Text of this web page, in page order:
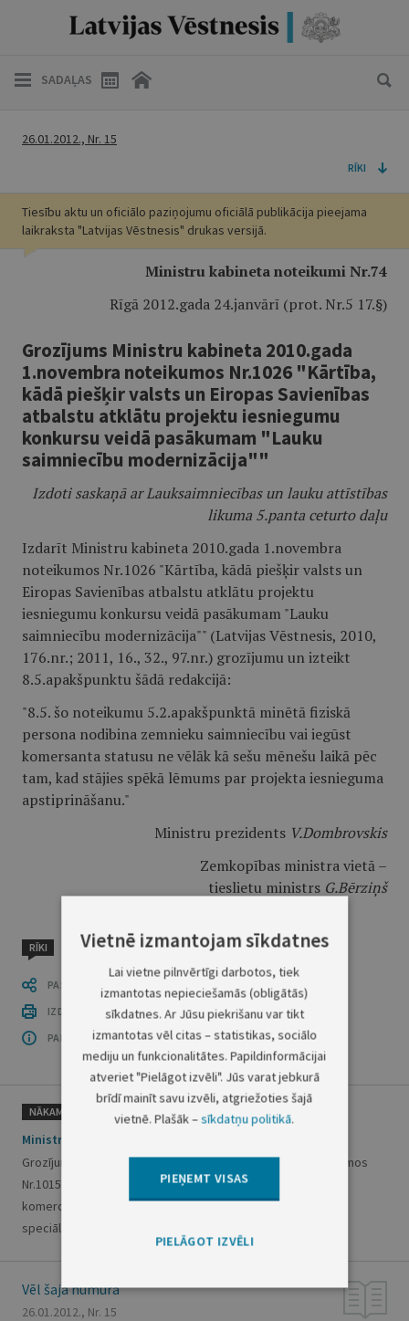
SADAĻAS
26.01.2012., Nr. 15
RĪKI
Tiesību aktu un oficiālo paziņojumu oficiālā publikācija pieejama
laikraksta "Latvijas Vēstnesis" drukas versijā.
Ministru kabineta noteikumi Nr.74
Rīgā 2012.gada 24.janvārī (prot. Nr.5 17.§)
Grozījums Ministru kabineta 2010.gada
1.novembra noteikumos Nr.1026 "Kārtība,
kādā piešķir valsts un Eiropas Savienības
atbalstu atklātu projektu iesniegumu
konkursu veidā pasākumam "Lauku
saimniecību modernizācija""
Izdoti saskaņā ar Lauksaimniecības un lauku attīstības
likuma 5.panta ceturto daļu
Izdarīt Ministru kabineta 2010.gada 1.novembra
noteikumos Nr.1026 "Kārtība, kādā piešķir valsts un
Eiropas Savienības atbalstu atklātu projektu
iesniegumu konkursu veidā pasākumam "Lauku
saimniecību modernizācija"" (Latvijas Vēstnesis, 2010,
176.nr.; 2011, 16., 32., 97.nr.) grozījumu un izteikt
8.5.apakšpunktu šādā redakcijā:
"8.5. šo noteikumu 5.2.apakšpunktā minētā fiziskā
persona nodibina zemnieku saimniecību vai iegūst
komersanta statusu ne vēlāk kā sešu mēnešu laikā pēc
tam, kad stājies spēkā lēmums par projekta iesnieguma
apstiprināšanu."
Ministru prezidents V.Dombrovskis
Zemkopības ministra vietā –
tieslietu ministrs G.Bērziņš
RĪKI
PASTĀSTI CITIEM
IZDRUKĀT PUBLIKĀCIJU
PAR OFICIĀLO IZDEVUMU
NĀKAMAIS
Ministru kabineta noteikumi Nr.75
Grozījumi Ministru kabineta 2009.gada 8.septembra noteikumos
Nr.1015 "Kārtība, kādā izsniedz speciālo atļauju (licenci)
komercdarbībai zvejniecībā, kā arī maksā valsts nodevu par
speciālās atļaujas (licences) izsniegšanu"
Vēl šajā numurā
26.01.2012., Nr. 15
Vietnē izmantojam sīkdatnes
Lai vietne pilnvērtīgi darbotos, tiek
izmantotas nepieciešamās (obligātās)
sīkdatnes. Ar Jūsu piekrišanu var tikt
izmantotas vēl citas – statistikas, sociālo
mediju un funkcionalitātes. Papildinformācijai
atveriet "Pielāgot izvēli". Jūs varat jebkurā
brīdī mainīt savu izvēli, atgriežoties šajā
vietnē. Plašāk –sīkdatņu politikā.
PIEŅEMT VISAS
PIELĀGOT IZVĒLI